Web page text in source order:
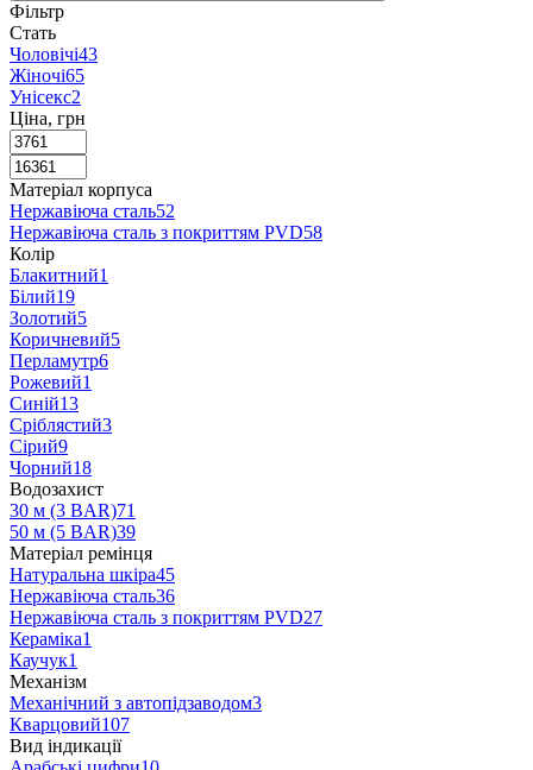
Фільтр
Стать
Чоловічі43
Жіночі65
Унісекс2
Ціна, грн
Матеріал корпуса
Нержавіюча сталь52
Нержавіюча сталь з покриттям PVD58
Колір
Блакитний1
Білий19
Золотий5
Коричневий5
Перламутр6
Рожевий1
Синій13
Сріблястий3
Сірий9
Чорний18
Водозахист
30 м (3 BAR)71
50 м (5 BAR)39
Матеріал ремінця
Натуральна шкіра45
Нержавіюча сталь36
Нержавіюча сталь з покриттям PVD27
Кераміка1
Каучук1
Механізм
Механічний з автопідзаводом3
Кварцовий107
Вид індикації